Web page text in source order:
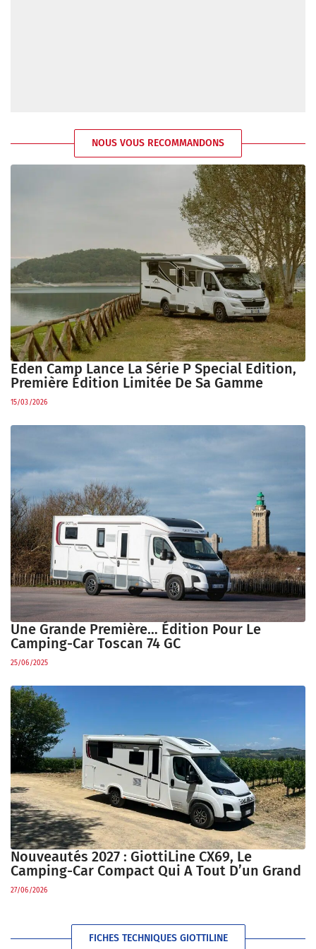
NOUS VOUS RECOMMANDONS
Eden Camp Lance La Série P Special Edition,
Première Édition Limitée De Sa Gamme
15/03/2026
Une Grande Première… Édition Pour Le
Camping-Car Toscan 74 GC
25/06/2025
Nouveautés 2027 : GiottiLine CX69, Le
Camping-Car Compact Qui A Tout D’un Grand
27/06/2026
FICHES TECHNIQUES GIOTTILINE